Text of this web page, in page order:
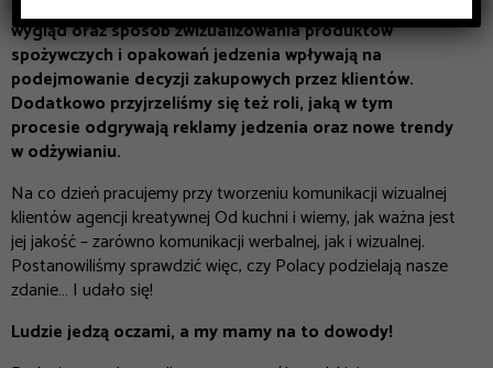
wygląd oraz sposób zwizualizowania produktów
spożywczych i opakowań jedzenia wpływają na
podejmowanie decyzji zakupowych przez klientów.
Dodatkowo przyjrzeliśmy się też roli, jaką w tym
procesie odgrywają reklamy jedzenia oraz nowe trendy
w odżywianiu.
Na co dzień pracujemy przy tworzeniu komunikacji wizualnej
klientów agencji kreatywnej Od kuchnii wiemy, jak ważna jest
jej jakość – zarówno komunikacji werbalnej, jak i wizualnej.
Postanowiliśmy sprawdzić więc, czy Polacy podzielają nasze
zdanie… I udało się!
Ludzie jedzą oczami, a my mamy na to dowody!